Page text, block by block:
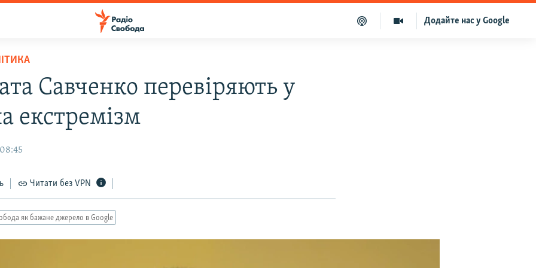
Додайте нас у Google
Савченко перевіряють у
екстремізм
Читати без VPN
як бажане джерело в Google